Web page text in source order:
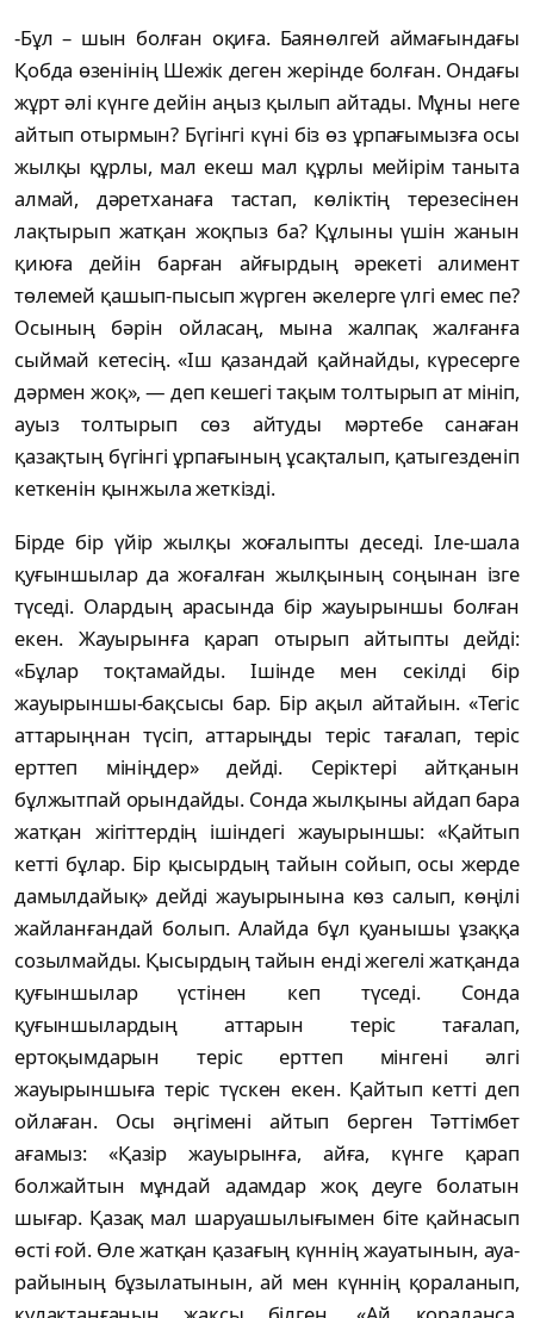
-Бұл – шын болған оқиға. Баянөлгей аймағындағы
Қобда өзенінің Шежік деген жерінде болған. Ондағы
жұрт әлі күнге дейін аңыз қылып айтады. Мұны неге
айтып отырмын? Бүгінгі күні біз өз ұрпағымызға осы
жылқы құрлы, мал екеш мал құрлы мейірім таныта
алмай, дәретханаға тастап, көліктің терезесінен
лақтырып жатқан жоқпыз ба? Құлыны үшін жанын
қиюға дейін барған айғырдың әрекеті алимент
төлемей қашып-пысып жүрген әкелерге үлгі емес пе?
Осының бәрін ойласаң, мына жалпақ жалғанға
сыймай кетесің. «Іш қазандай қайнайды, күресерге
дәрмен жоқ», — деп кешегі тақым толтырып ат мініп,
ауыз толтырып сөз айтуды мәртебе санаған
қазақтың бүгінгі ұрпағының ұсақталып, қатыгезденіп
кеткенін қынжыла жеткізді.
Бірде бір үйір жылқы жоғалыпты деседі. Іле-шала
қуғыншылар да жоғалған жылқының соңынан ізге
түседі. Олардың арасында бір жауырыншы болған
екен. Жауырынға қарап отырып айтыпты дейді:
«Бұлар тоқтамайды. Ішінде мен секілді бір
жауырыншы-бақсысы бар. Бір ақыл айтайын. «Тегіс
аттарыңнан түсіп, аттарыңды теріс тағалап, теріс
ерттеп мініңдер» дейді. Серіктері айтқанын
бұлжытпай орындайды. Сонда жылқыны айдап бара
жатқан жігіттердің ішіндегі жауырыншы: «Қайтып
кетті бұлар. Бір қысырдың тайын сойып, осы жерде
дамылдайық» дейді жауырынына көз салып, көңілі
жайланғандай болып. Алайда бұл қуанышы ұзаққа
созылмайды. Қысырдың тайын енді жегелі жатқанда
қуғыншылар үстінен кеп түседі. Сонда
қуғыншылардың аттарын теріс тағалап,
ертоқымдарын теріс ерттеп мінгені әлгі
жауырыншыға теріс түскен екен. Қайтып кетті деп
ойлаған. Осы әңгімені айтып берген Тәттімбет
ағамыз: «Қазір жауырынға, айға, күнге қарап
болжайтын мұндай адамдар жоқ деуге болатын
шығар. Қазақ мал шаруашылығымен біте қайнасып
өсті ғой. Өле жатқан қазағың күннің жауатынын, ауа-
райының бұзылатынын, ай мен күннің қораланып,